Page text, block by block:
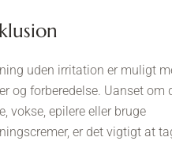
uden irritation er muligt
og forberedelse. Uanset
vokse, epilere eller bruge
er det vigtigt at